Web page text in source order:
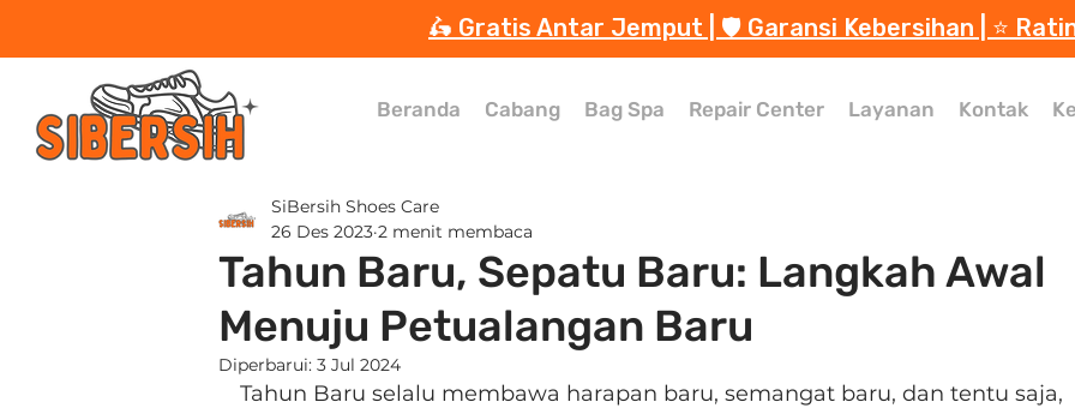
🛵 Gratis Antar Jemput | 🛡️ Garansi Kebersihan | ⭐️
Beranda Cabang Bag Spa Repair Center Layanan Kontak
Tahun Baru, Sepatu Baru: Langkah Awal
Menuju Petualangan Baru
SiBersih Shoes Care
26 Des 2023 2 menit membaca
Diperbarui: 3 Jul 2024
Tahun Baru selalu membawa harapan baru, semangat baru, dan tentu saja,